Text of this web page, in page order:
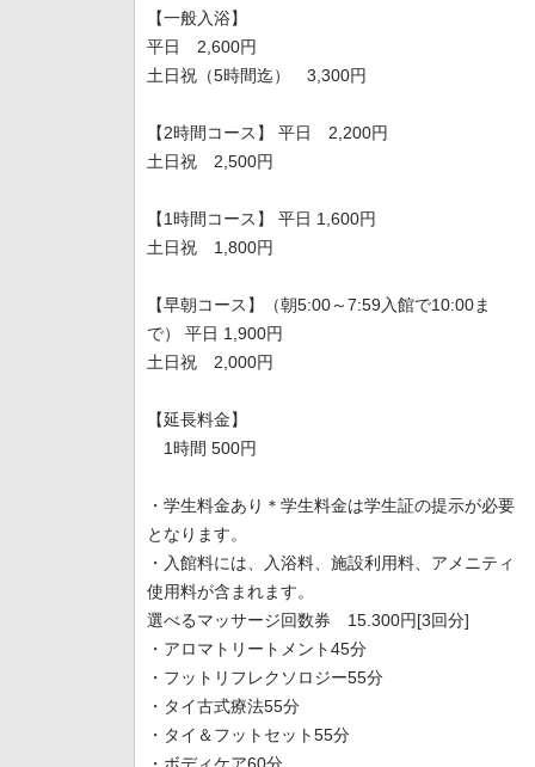
【一般入浴】
平日 2,600円
土日祝（5時間迄） 3,300円
【2時間コース】 平日 2,200円
土日祝 2,500円
【1時間コース】 平日 1,600円
土日祝 1,800円
【早朝コース】（朝5:00～7:59入館で10:00ま
で） 平日 1,900円
土日祝 2,000円
【延長料金】
1時間 500円
・学生料金あり＊学生料金は学生証の提示が必要
となります。
・入館料には、入浴料、施設利用料、アメニティ
使用料が含まれます。
選べるマッサージ回数券 15.300円[3回分]
・アロマトリートメント45分
・フットリフレクソロジー55分
・タイ古式療法55分
・タイ＆フットセット55分
・ボディケア60分